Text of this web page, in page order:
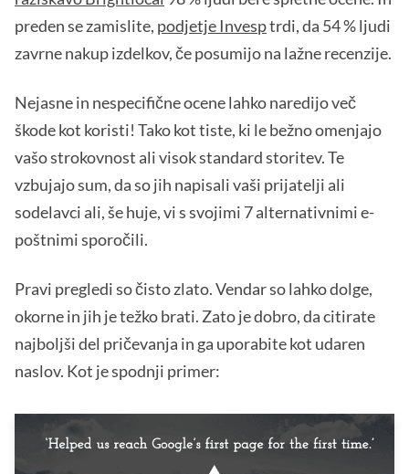
preden se zamislite, podjetje Invesptrdi, da 54 % ljudi
zavrne nakup izdelkov, če posumijo na lažne recenzije.
Nejasne in nespecifične ocene lahko naredijo več
škode kot koristi! Tako kot tiste, ki le bežno omenjajo
vašo strokovnost ali visok standard storitev. Te
vzbujajo sum, da so jih napisali vaši prijatelji ali
sodelavci ali, še huje, vi s svojimi 7 alternativnimi e-
poštnimi sporočili.
Pravi pregledi so čisto zlato. Vendar so lahko dolge,
okorne in jih je težko brati. Zato je dobro, da citirate
najboljši del pričevanja in ga uporabite kot udaren
naslov. Kot je spodnji primer: